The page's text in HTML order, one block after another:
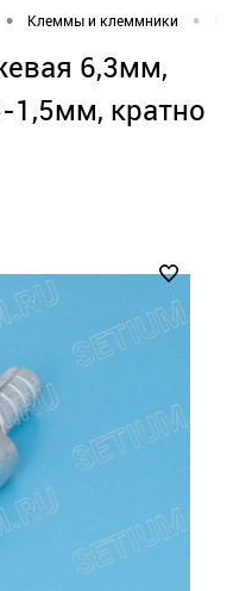
• Клеммы и клеммники •
6,3мм,
1,5мм, кратно